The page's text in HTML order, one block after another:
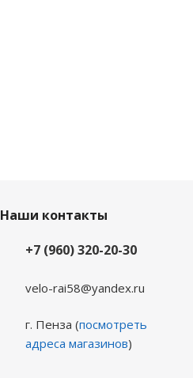
Наши контакты
+7 (960) 320-20-30
velo-rai58@yandex.ru
г. Пенза (посмотреть
адреса магазинов)